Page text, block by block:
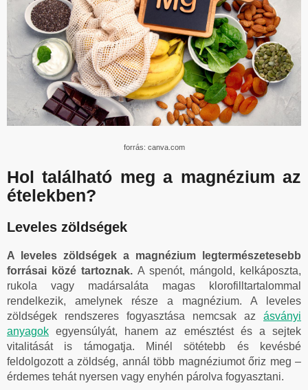
forrás: canva.com
Hol található meg a magnézium az
ételekben?
Leveles zöldségek
A leveles zöldségek a magnézium legtermészetesebb
forrásai közé tartoznak. A spenót, mángold, kelkáposzta,
rukola vagy madársaláta magas klorofilltartalommal
rendelkezik, amelynek része a magnézium. A leveles
zöldségek rendszeres fogyasztása nemcsak az ásványi
anyagok egyensúlyát, hanem az emésztést és a sejtek
vitalitását is támogatja. Minél sötétebb és kevésbé
feldolgozott a zöldség, annál több magnéziumot őriz meg –
érdemes tehát nyersen vagy enyhén párolva fogyasztani.